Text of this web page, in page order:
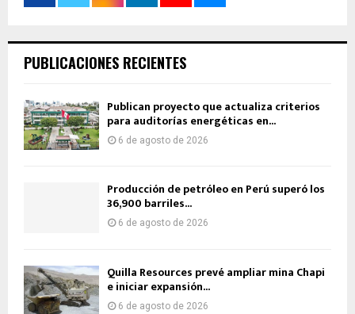
PUBLICACIONES RECIENTES
Publican proyecto que actualiza criterios
para auditorías energéticas en...
6 de agosto de 2026
Producción de petróleo en Perú superó los
36,900 barriles...
6 de agosto de 2026
Quilla Resources prevé ampliar mina Chapi
e iniciar expansión...
6 de agosto de 2026